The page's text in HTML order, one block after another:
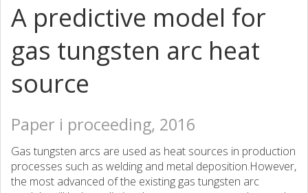
A predictive model for
gas tungsten arc heat
source
Paper i proceeding, 2016
Gas tungsten arcs are used as heat sources in production
processes such as welding and metal deposition.However,
the most advanced of the existing gas tungsten arc